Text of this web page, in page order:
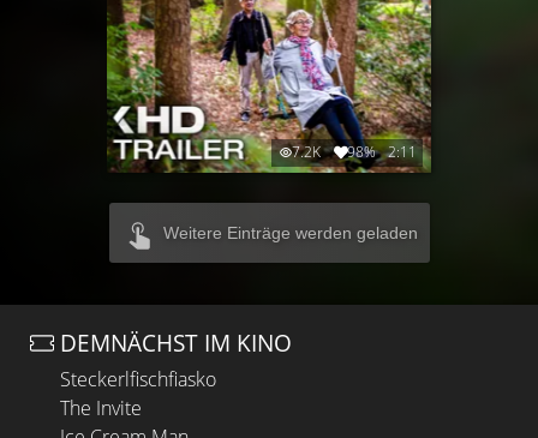
7.2K 98% 2:11
Weitere Einträge werden geladen
DEMNÄCHST IM KINO
Steckerlfischfiasko
The Invite